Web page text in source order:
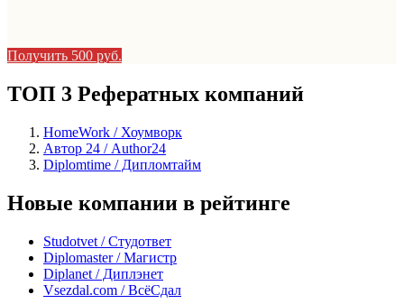
Получить 500 руб.
ТОП 3 Рефератных компаний
HomeWork / Хоумворк
Автор 24 / Author24
Diplomtime / Дипломтайм
Новые компании в рейтинге
Studotvet / Студответ
Diplomaster / Магистр
Diplanet / Диплэнет
Vsezdal.com / ВсёСдал